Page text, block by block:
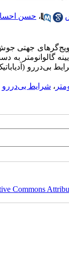
، حسن
جهتی جوش
گالوانومتر به
بی‌دررو
، شرایط بی‌دررو
Commons